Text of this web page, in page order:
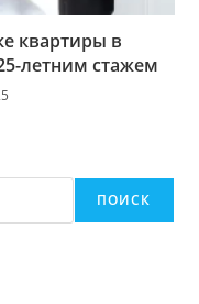
квартиры в
летним стажем
ПОИСК